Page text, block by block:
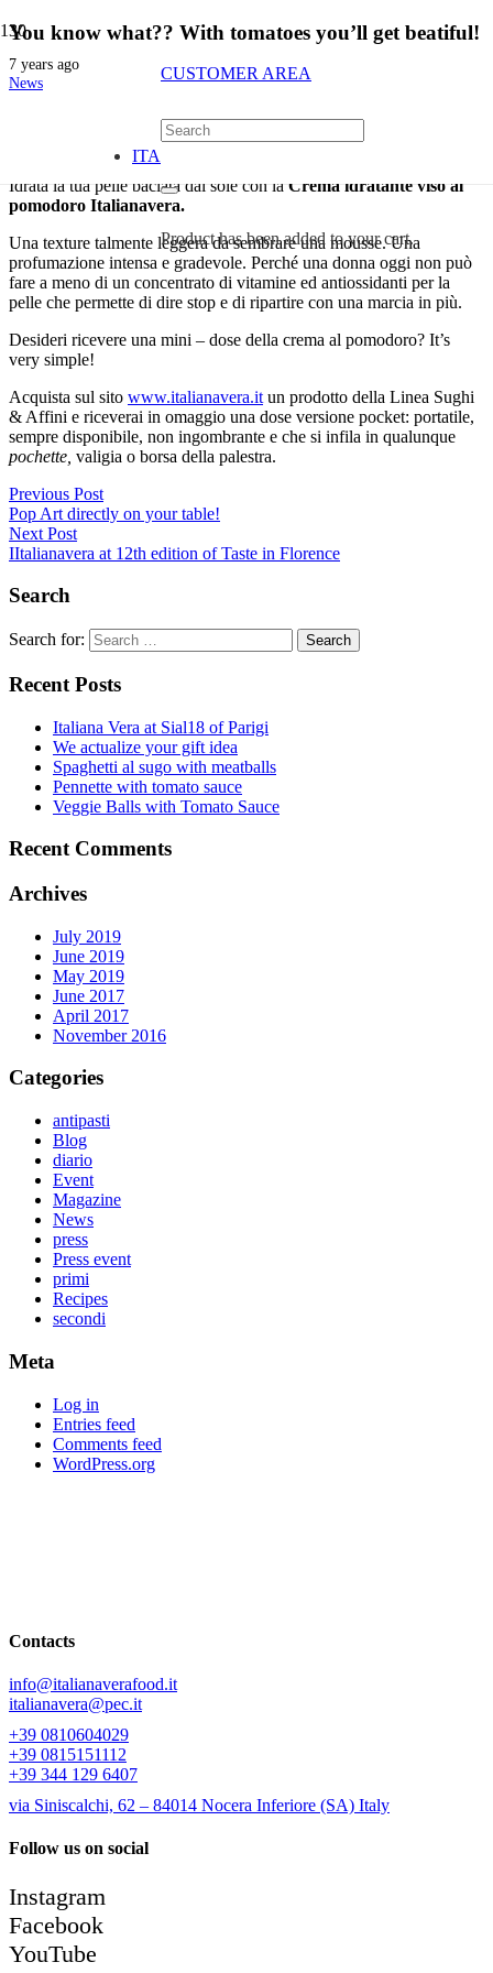
ITA
CUSTOMER AREA
Producthas been added to your cart.
You know what?? With tomatoes you’ll get beatiful!
7 years ago
News
You know what?? With tomatoes you’ll get beautiful!
Idrata la tua pelle baciata dal sole con la Crema idratante viso al
pomodoro Italianavera.
Una texture talmente leggera da sembrare una mousse. Una
profumazione intensa e gradevole. Perché una donna oggi non può
fare a meno di un concentrato di vitamine ed antiossidanti per la
pelle che permette di dire stop e di ripartire con una marcia in più.
Desideri ricevere una mini – dose della crema al pomodoro? It’s
very simple!
Acquista sul sito www.italianavera.it un prodotto della Linea Sughi
& Affini e riceverai in omaggio una dose versione pocket: portatile,
sempre disponibile, non ingombrante e che si infila in qualunque
pochette valigia o borsa della palestra.
Previous Post
Pop Art directly on your table!
Next Post
IItalianavera at 12th edition of Taste in Florence
Search
Search for:
Recent Posts
Italiana Vera at Sial18 of Parigi
We actualize your gift idea
Spaghetti al sugo with meatballs
Pennette with tomato sauce
Veggie Balls with Tomato Sauce
Recent Comments
Archives
July 2019
June 2019
May 2019
June 2017
April 2017
November 2016
Categories
antipasti
Blog
diario
Event
Magazine
News
press
Press event
primi
Recipes
secondi
Meta
Log in
Entries feed
Comments feed
WordPress.org
Contacts
info@italianaverafood.it
italianavera@pec.it
+39 0810604029
+39 0815151112
+39 344 129 6407
via Siniscalchi, 62 – 84014 Nocera Inferiore (SA) Italy
Follow us on social
Instagram
Facebook
YouTube